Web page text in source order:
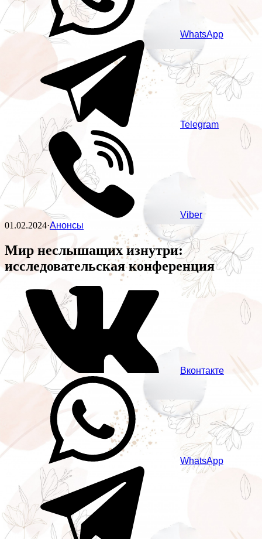
WhatsApp
Telegram
Viber
01.02.2024·Анонсы
Мир неслышащих изнутри:
исследовательская конференция
Вконтакте
WhatsApp